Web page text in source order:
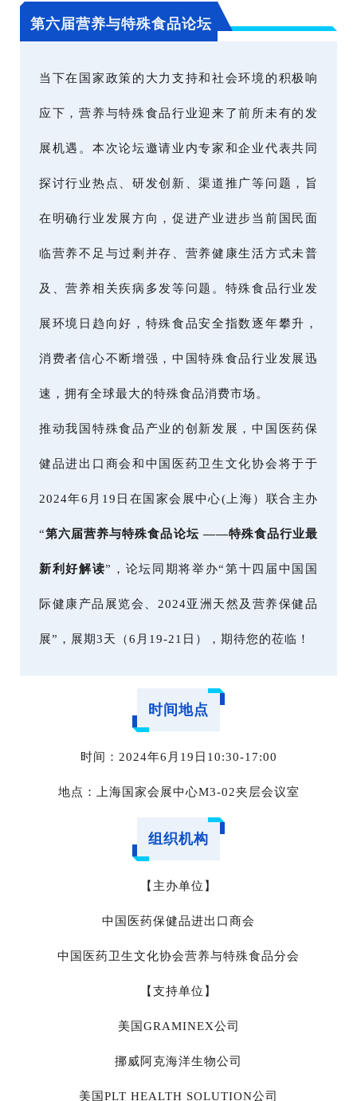
第六届营养与特殊食品论坛
当下在国家政策的大力支持和社会环境的积极响
应下，营养与特殊食品行业迎来了前所未有的发
展机遇。本次论坛邀请业内专家和企业代表共同
探讨行业热点、研发创新、渠道推广等问题，旨
在明确行业发展方向，促进产业进步当前国民面
临营养不足与过剩并存、营养健康生活方式未普
及、营养相关疾病多发等问题。特殊食品行业发
展环境日趋向好，特殊食品安全指数逐年攀升，
消费者信心不断增强，中国特殊食品行业发展迅
速，拥有全球最大的特殊食品消费市场。
推动我国特殊食品产业的创新发展，中国医药保
健品进出口商会和中国医药卫生文化协会将于于
2024年6月19日在国家会展中心(上海）联合主办
“第六届营养与特殊食品论坛 ——特殊食品行业最
新利好解读”，论坛同期将举办“第十四届中国国
际健康产品展览会、2024亚洲天然及营养保健品
展”，展期3天（6月19-21日），期待您的莅临！
时间地点
时间：2024年6月19日10:30-17:00
地点：上海国家会展中心M3-02夹层会议室
组织机构
【主办单位】
中国医药保健品进出口商会
中国医药卫生文化协会营养与特殊食品分会
【支持单位】
美国GRAMINEX公司
挪威阿克海洋生物公司
美国PLT HEALTH SOLUTION公司